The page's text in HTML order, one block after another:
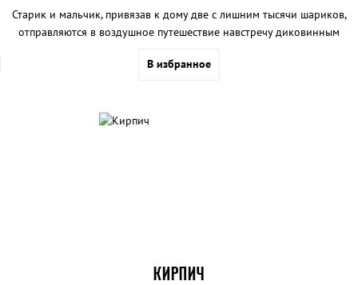
Старик и мальчик, привязав к дому две с лишним тысячи шариков,
отправляются в воздушное путешествие навстречу диковинным
В избранное
КИРПИЧ